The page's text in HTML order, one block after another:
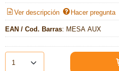
Ver descripción Hacer pregunta
EAN / Cod. Barras: MESA AUX